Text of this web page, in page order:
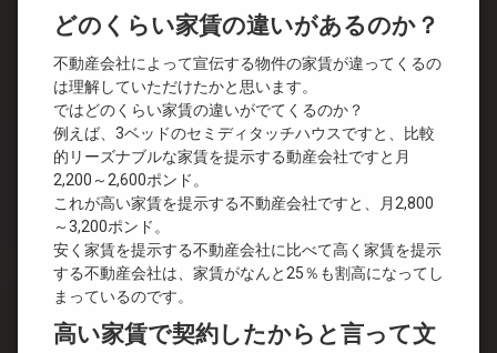
どのくらい家賃の違いがあるのか？
不動産会社によって宣伝する物件の家賃が違ってくるの
は理解していただけたかと思います。
ではどのくらい家賃の違いがでてくるのか？
例えば、3ベッドのセミディタッチハウスですと、比較
的リーズナブルな家賃を提示する動産会社ですと月
2,200～2,600ポンド。
これが高い家賃を提示する不動産会社ですと、月2,800
～3,200ポンド。
安く家賃を提示する不動産会社に比べて高く家賃を提示
する不動産会社は、家賃がなんと25％も割高になってし
まっているのです。
高い家賃で契約したからと言って文